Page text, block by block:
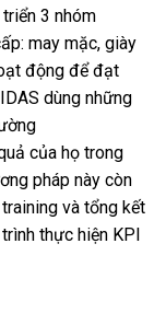
3 nhóm
may mặc, giày
động để đạt
dùng những
của họ trong
pháp này còn
và tổng kết
thực hiện KPI